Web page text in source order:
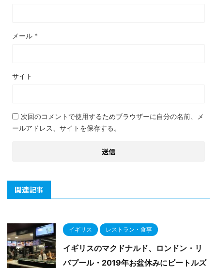
メール *
サイト
次回のコメントで使用するためブラウザーに自分の名前、メ
ールアドレス、サイトを保存する。
関連記事
イギリス レストラン・食事
イギリスのマクドナルド、ロンドン・リ
バプール・2019年お盆休みにビートルズ